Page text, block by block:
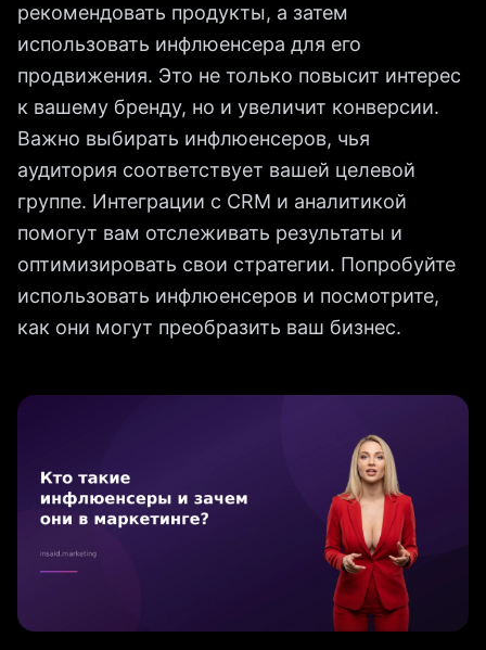
рекомендовать продукты, а затем
использовать инфлюенсера для его
продвижения. Это не только повысит интерес
к вашему бренду, но и увеличит конверсии.
Важно выбирать инфлюенсеров, чья
аудитория соответствует вашей целевой
группе. Интеграции с CRM и аналитикой
помогут вам отслеживать результаты и
оптимизировать свои стратегии. Попробуйте
использовать инфлюенсеров и посмотрите,
как они могут преобразить ваш бизнес.